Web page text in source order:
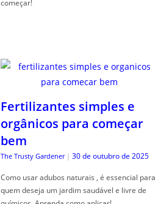
começar!
Fertilizantes simples e
orgânicos para começar
bem
The Trusty Gardener | 30 de outubro de 2025
Como usar adubos naturais , é essencial para
quem deseja um jardim saudável e livre de